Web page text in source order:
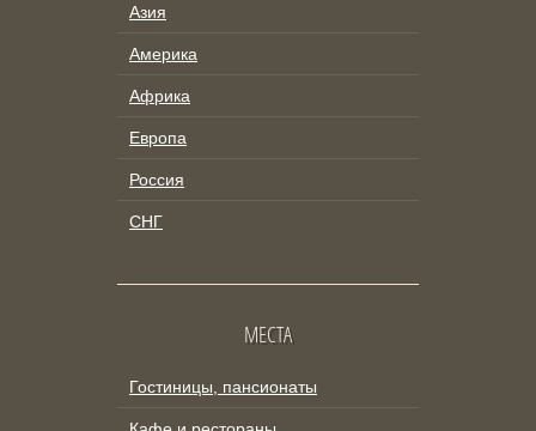
Азия
Америка
Африка
Европа
Россия
СНГ
МЕСТА
Гостиницы, пансионаты